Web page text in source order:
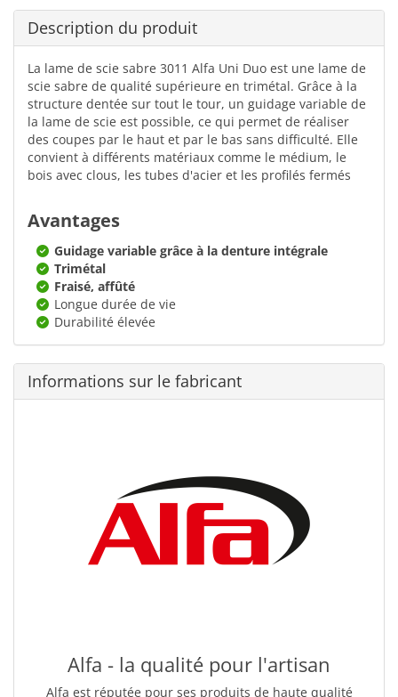
Description du produit
La lame de scie sabre 3011 Alfa Uni Duo est une lame de
scie sabre de qualité supérieure en trimétal. Grâce à la
structure dentée sur tout le tour, un guidage variable de
la lame de scie est possible, ce qui permet de réaliser
des coupes par le haut et par le bas sans difficulté. Elle
convient à différents matériaux comme le médium, le
bois avec clous, les tubes d'acier et les profilés fermés
Avantages
Guidage variable grâce à la denture intégrale
Trimétal
Fraisé, affûté
Longue durée de vie
Durabilité élevée
Informations sur le fabricant
Alfa - la qualité pour l'artisan
Alfa est réputée pour ses produits de haute qualité